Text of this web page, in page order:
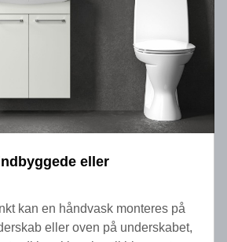
eller
kan en håndvask monteres på
eller oven på underskabet,